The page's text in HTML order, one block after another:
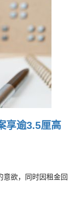
享逾3.5厘高
意欲，同时因租金回